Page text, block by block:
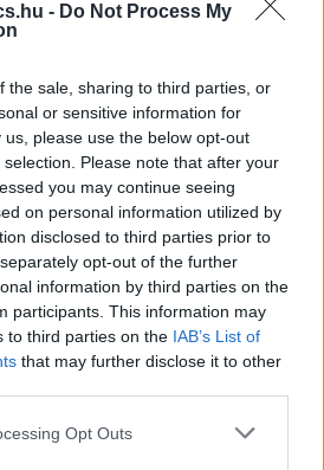
- Do Not Process My
the sale, sharing to third parties, or
or sensitive information for
please use the below opt-out
Please note that after your
you may continue seeing
on personal information utilized by
disclosed to third parties prior to
opt-out of the further
information by third parties on the
participants. This information may
to third parties on the IAB’s List of
that may further disclose it to other
app uses one or more Google
Opt Outs